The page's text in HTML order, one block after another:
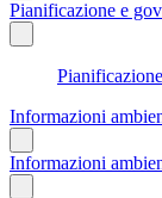
Pianificazione e
Informazioni
Informazioni